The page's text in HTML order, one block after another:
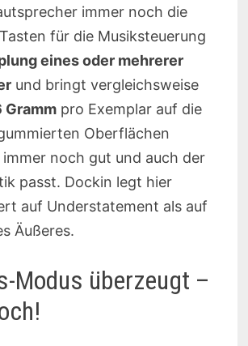
immer noch die
für die Musiksteuerung
eines oder mehrerer
und bringt vergleichsweise
Grammpro Exemplar auf die
Oberflächen
immer noch gut und auch der
passt. Dockin legt hier
auf Understatement als auf
Äußeres.
Modus überzeugt –